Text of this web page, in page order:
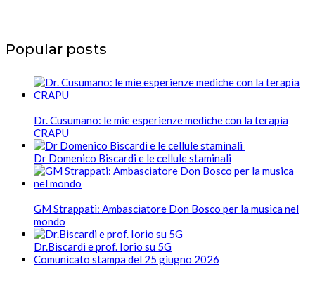
Popular posts
Dr. Cusumano: le mie esperienze mediche con la terapia
CRAPU
Dr Domenico Biscardi e le cellule staminali
GM Strappati: Ambasciatore Don Bosco per la musica nel
mondo
Dr.Biscardi e prof. Iorio su 5G
Comunicato stampa del 25 giugno 2026